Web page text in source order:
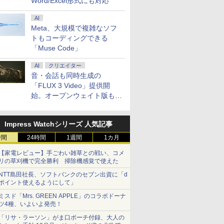
AI
Meta、大規模で複雑なソフ
トもコーディングできる
「Muse Code」
AI クリエイター
音・会話も同時生成の
「FLUX 3 Video」提供開
始。オープンウェイト版も計
Impress Watchシリーズ 人気記事
24時間 1週間 1カ月
家電レビュー】手ごわい雑草との戦い、コメ
の草刈機で完全勝利 掃除機感覚で使えた
島田社長、ソフトバンクのセブン出資に「d
イント使えるようにして」
スド「Mrs. GREEN APPLE」のコラボドーナ
4種、いよいよ発売！
リサ・ラーソン」がま口ポーチ付録、大人の